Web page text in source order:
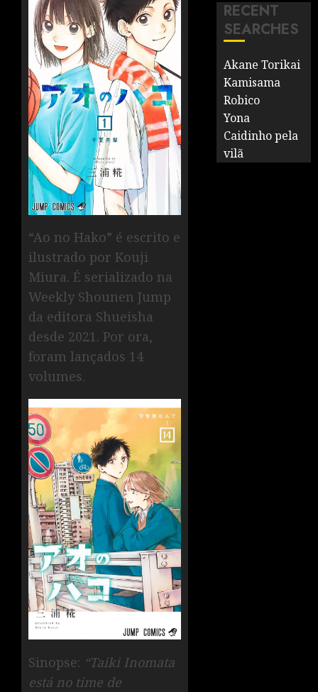
“Ao no Hako” é escrito e
ilustrado por Kouji
Miura. É serializado na
Weekly Shounen Jump
da editora Shueisha
desde 2021. Por ora,
foram lançados 14
volumes.
Sinopse: “Taiki Inomata
está no time de
RECENT
SEARCHES
Akane Torikai
Kamisama
Robico
Yona
Caidinho pela
vilã